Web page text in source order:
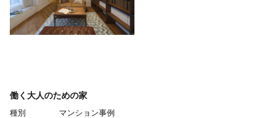
働く大人のための家
種別
マンション事例